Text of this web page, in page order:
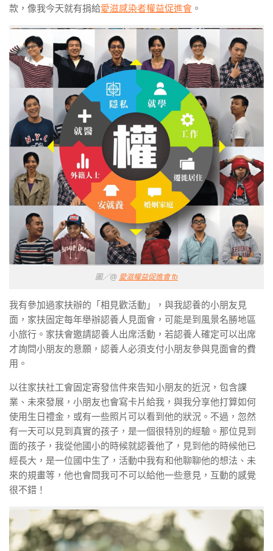
款，像我今天就有捐給愛滋感染者權益促進會 。
圖／@ 愛滋權益促進會 fb
我有參加過家扶辦的「相見歡活動」，與我認養的小朋友見
面，家扶固定每年舉辦認養人見面會，可能是到風景名勝地區
小旅行。家扶會邀請認養人出席活動，若認養人確定可以出席
才詢問小朋友的意願，認養人必須支付小朋友參與見面會的費
用。
以往家扶社工會固定寄發信件來告知小朋友的近況，包含課
業、未來發展，小朋友也會寫卡片給我，與我分享他打算如何
使用生日禮金，或有一些照片可以看到他的狀況。不過，忽然
有一天可以見到真實的孩子，是一個很特別的經驗。那位見到
面的孩子，我從他國小的時候就認養他了，見到他的時候他已
經長大，是一位國中生了，活動中我有和他聊聊他的想法、未
來的規畫等，他也會問我可不可以給他一些意見，互動的感覺
很不錯！